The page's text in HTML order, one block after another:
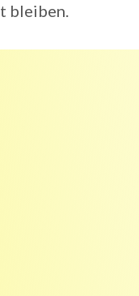
bleiben.